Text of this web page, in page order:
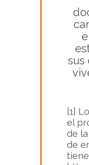
sus
[1]
el
de
de